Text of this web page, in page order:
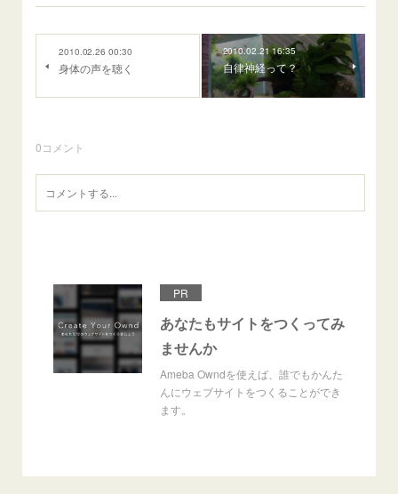
2010.02.26 00:30
身体の声を聴く
2010.02.21 16:35
自律神経って？
0コメント
PR
あなたもサイトをつくってみ
ませんか
Ameba Owndを使えば、誰でもかんた
んにウェブサイトをつくることができ
ます。